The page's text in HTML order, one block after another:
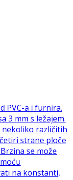
PVC-a i furnira.
3 mm s ležajem.
nekoliko različitih
strane ploče
se može
na konstanti,